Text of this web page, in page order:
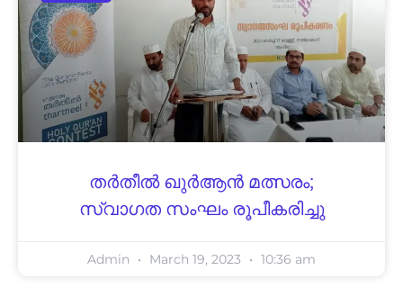
തർതീൽ ഖുർആൻ മത്സരം;
സ്വാഗത സംഘം രൂപീകരിച്ചു
Admin March 19, 2023 10:36 am